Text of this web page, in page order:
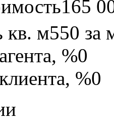
165
кв. м550 за
%0
%0